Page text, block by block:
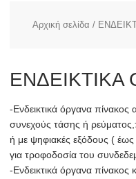
Αρχική σελίδα /
ΕΝΔΕΙΚΤΙΚΑ
-Ενδεικτικά όργανα πίνακος
συνεχούς τάσης ή
ή με ψηφιακές εξόδους ( έως
για τροφοδοσία του
-Ενδεικτικά όργανα